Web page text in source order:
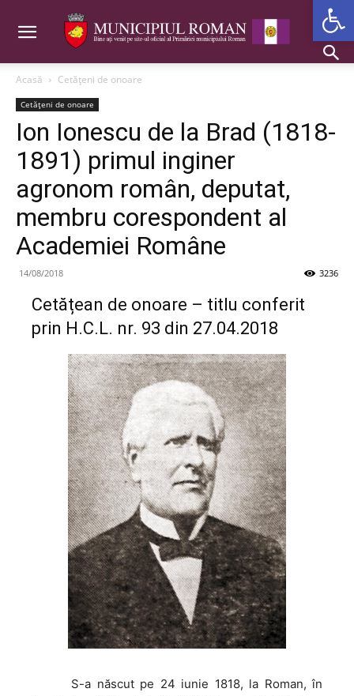
Acasă Cetăţeni de onoare
Cetăţeni de onoare
Ion Ionescu de la Brad (1818-
1891) primul inginer
agronom român, deputat,
membru corespondent al
Academiei Române
14/08/2018 3236
Cetățean de onoare – titlu conferit
prin H.C.L. nr. 93 din 27.04.2018
S-a născut pe 24 iunie 1818, la Roman, în